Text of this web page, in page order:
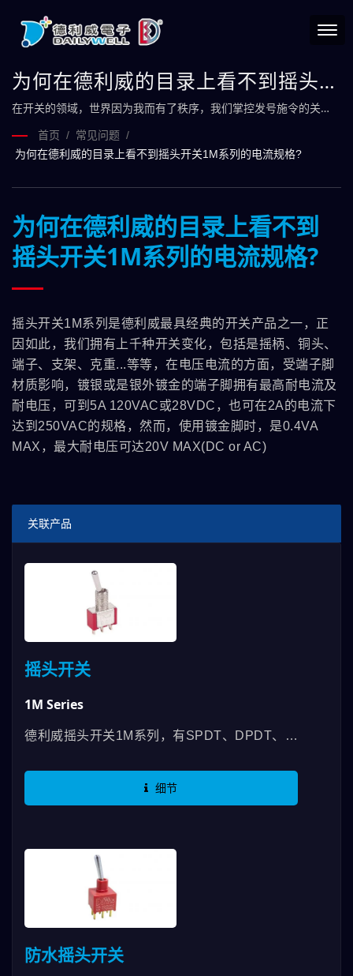
为何在德利威的目录上看不到摇头开
关1M系列的电流规格?
在开关的领域，世界因为我而有了秩序，我们掌控发号施令的关
首页 / 常见问题 /
为何在德利威的目录上看不到摇头开关1M系列的电流规格?
为何在德利威的目录上看不到
摇头开关1M系列的电流规格?
摇头开关1M系列是德利威最具经典的开关产品之一，正
因如此，我们拥有上千种开关变化，包括是摇柄、铜头、
端子、支架、克重...等等，在电压电流的方面，受端子脚
材质影响，镀银或是银外镀金的端子脚拥有最高耐电流及
耐电压，可到5A 120VAC或28VDC，也可在2A的电流下
达到250VAC的规格，然而，使用镀金脚时，是0.4VA
MAX，最大耐电压可达20V MAX(DC or AC)
关联产品
摇头开关
1M Series
德利威摇头开关1M系列，有SPDT、DPDT、
到5A，拥有UL认证并符合RoHS规范，在摇头
开关1M系列里面我们除了90度及180度的设计
用者更完善的固定方式。 在外观方面，我们拥
有各种配件及拨柄样式，让您使用德利威摇头开
关的时候，有更多元性的选择。
细节
防水摇头开关